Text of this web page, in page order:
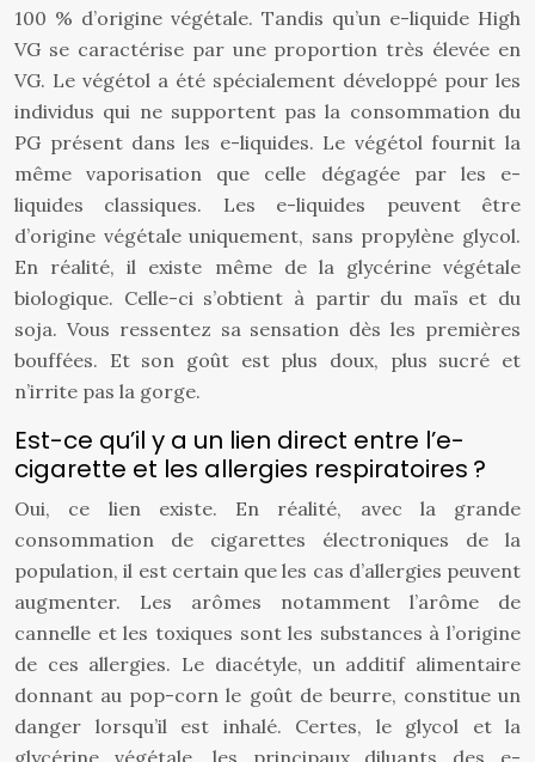
100 % d’origine végétale. Tandis qu’un e-liquide High
VG se caractérise par une proportion très élevée en
VG. Le végétol a été spécialement développé pour les
individus qui ne supportent pas la consommation du
PG présent dans les e-liquides. Le végétol fournit la
même vaporisation que celle dégagée par les e-
liquides classiques. Les e-liquides peuvent être
d’origine végétale uniquement, sans propylène glycol.
En réalité, il existe même de la glycérine végétale
biologique. Celle-ci s’obtient à partir du maïs et du
soja. Vous ressentez sa sensation dès les premières
bouffées. Et son goût est plus doux, plus sucré et
n’irrite pas la gorge.
Est-ce qu’il y a un lien direct entre l’e-
cigarette et les allergies respiratoires ?
Oui, ce lien existe. En réalité, avec la grande
consommation de cigarettes électroniques de la
population, il est certain que les cas d’allergies peuvent
augmenter. Les arômes notamment l’arôme de
cannelle et les toxiques sont les substances à l’origine
de ces allergies. Le diacétyle, un additif alimentaire
donnant au pop-corn le goût de beurre, constitue un
danger lorsqu’il est inhalé. Certes, le glycol et la
glycérine végétale, les principaux diluants des e-